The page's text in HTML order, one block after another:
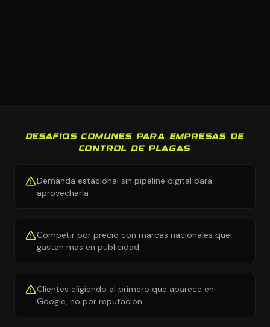
DESAFIOS COMUNES PARA EMPRESAS DE
CONTROL DE PLAGAS
Demanda estacional sin pipeline digital para
aprovecharla
Competir por precio con marcas nacionales que
gastan mas en publicidad
Clientes eligiendo al primero que aparece en
Google, no por reputacion